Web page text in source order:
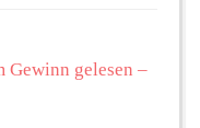
Gewinn gelesen –